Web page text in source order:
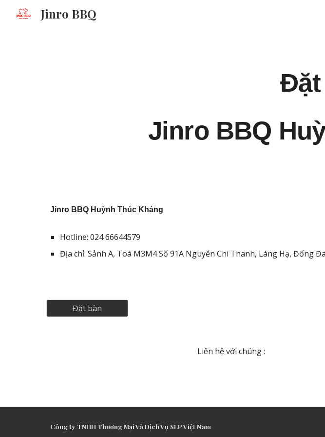
Jinro BBQ
Đặt
Jinro BBQ
Jinro BBQ Huỳnh Thúc Kháng
Hotline: 024 66644579
Địa chỉ: Sảnh A, Toà M3M4 Số 91A Nguyễn Chí Thanh, Láng Hạ, Đống
Đặt bàn
Liên hệ với chúng :
Công ty TNHH Thương Mại Và Dịch Vụ SLP Việt Nam